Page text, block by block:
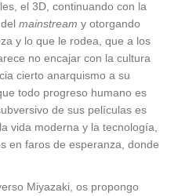
el 3D, continuando con la
delmainstream y otorgando
y lo que le rodea, que a los
no encajar con la cultura
cierto anarquismo a su
todo progreso humano es
de sus películas es
vida moderna y la tecnología,
en faros de esperanza, donde
Miyazaki, os propongo